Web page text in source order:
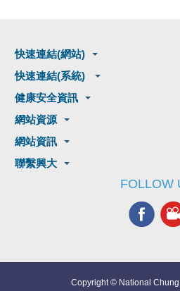
快速連結(網站)
快速連結(系統)
健康安全資訊
網站資源
網站資訊
聯繫興大
FOLLOW
Copyright © National